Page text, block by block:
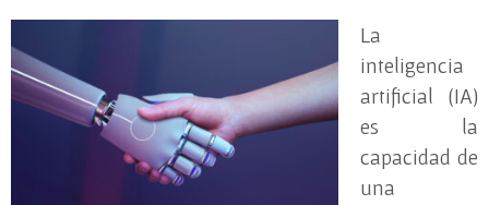
La
inteligencia
artificial (IA)
es la
capacidad de
una